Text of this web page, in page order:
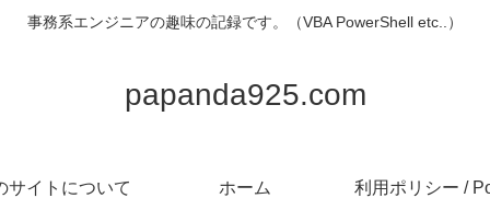
事務系エンジニアの趣味の記録です。（VBA PowerShell etc..）
papanda925.com
サイトについて ホーム 利用ポリシー /